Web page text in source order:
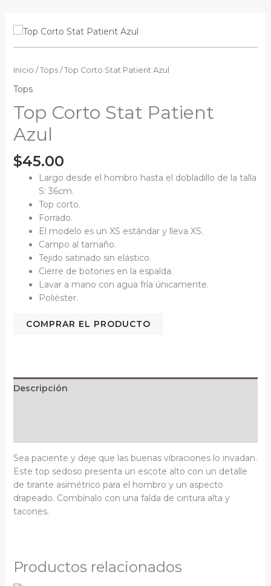
contenido
Inicio / Tops/ Top Corto Stat Patient Azul
Tops
Top Corto Stat Patient
Azul
$45.00
Largo desde el hombro hasta el dobladillo de la talla
S: 36cm.
Top corto.
Forrado.
El modelo es un XS estándar y lleva XS.
Campo al tamaño.
Tejido satinado sin elástico.
Cierre de botones en la espalda.
Lavar a mano con agua fría únicamente.
Poliéster.
COMPRAR EL PRODUCTO
Descripción
Sea paciente y deje que las buenas vibraciones lo invadan.
Este top sedoso presenta un escote alto con un detalle
de tirante asimétrico para el hombro y un aspecto
drapeado. Combínalo con una falda de cintura alta y
tacones.
Productos relacionados